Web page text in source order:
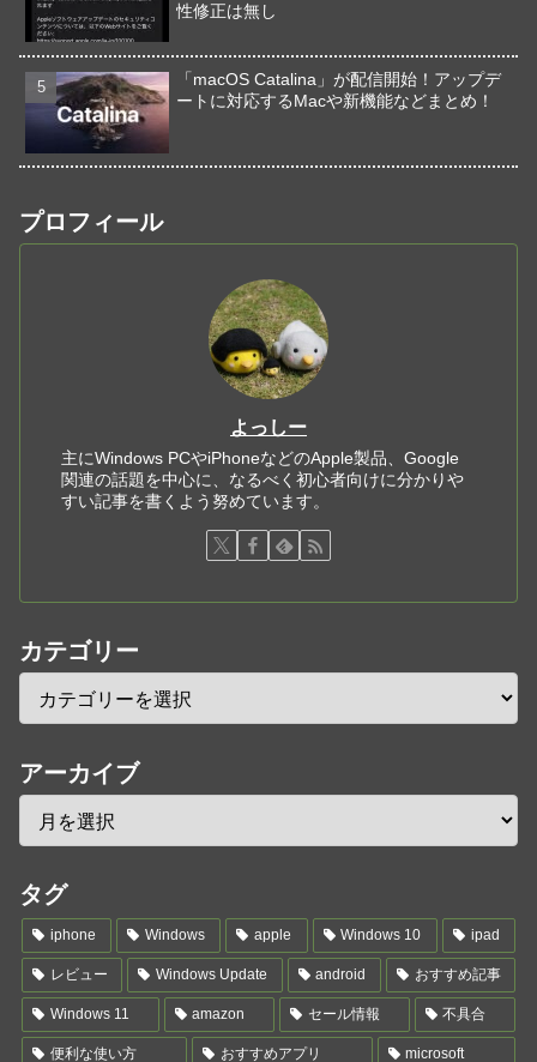
性修正は無し
「macOS Catalina」が配信開始！アップデ
ートに対応するMacや新機能などまとめ！
プロフィール
よっしー
主にWindows PCやiPhoneなどのApple製品、Google
関連の話題を中心に、なるべく初心者向けに分かりや
すい記事を書くよう努めています。
カテゴリー
アーカイブ
タグ
iphone Windows apple Windows 10 ipad
レビュー Windows Update android おすすめ記事
Windows 11 amazon セール情報 不具合
便利な使い方 おすすめアプリ microsoft